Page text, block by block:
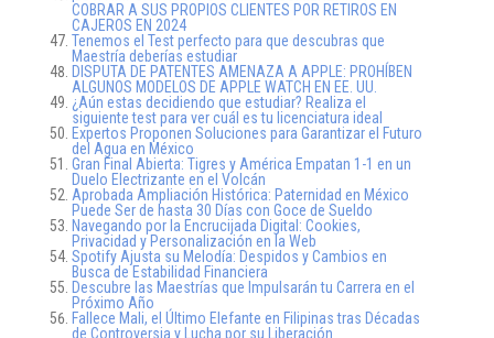
COBRAR A SUS PROPIOS CLIENTES POR RETIROS EN
CAJEROS EN 2024
Tenemos el Test perfecto para que descubras que
Maestría deberías estudiar
DISPUTA DE PATENTES AMENAZA A APPLE: PROHÍBEN
ALGUNOS MODELOS DE APPLE WATCH EN EE. UU.
¿Aún estas decidiendo que estudiar? Realiza el
siguiente test para ver cuál es tu licenciatura ideal
Expertos Proponen Soluciones para Garantizar el Futuro
del Agua en México
Gran Final Abierta: Tigres y América Empatan 1-1 en un
Duelo Electrizante en el Volcán
Aprobada Ampliación Histórica: Paternidad en México
Puede Ser de hasta 30 Días con Goce de Sueldo
Navegando por la Encrucijada Digital: Cookies,
Privacidad y Personalización en la Web
Spotify Ajusta su Melodía: Despidos y Cambios en
Busca de Estabilidad Financiera
Descubre las Maestrías que Impulsarán tu Carrera en el
Próximo Año
Fallece Mali, el Último Elefante en Filipinas tras Décadas
de Controversia y Lucha por su Liberación